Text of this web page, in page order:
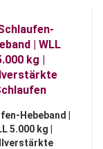
Hebeband |
5.000 kg |